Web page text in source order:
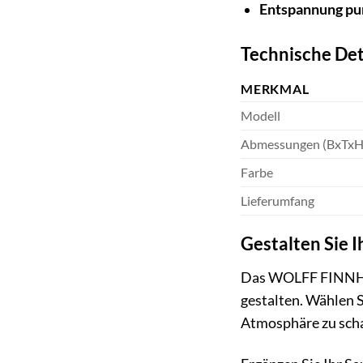
Entspannung
Technische
MERKMAL
Modell
Abmessungen
Farbe
Lieferumfang
Gestalten Sie
Das WOLFF
gestalten. Wählen
Atmosphäre zu